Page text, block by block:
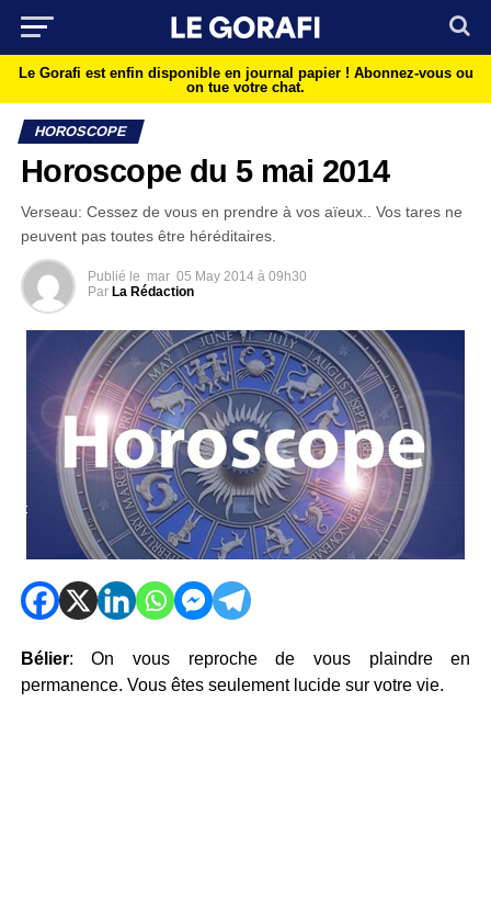
Le Gorafi est enfin disponible en journal papier ! Abonnez-vous ou
on tue votre chat.
HOROSCOPE
Horoscope du 5 mai 2014
Verseau: Cessez de vous en prendre à vos aïeux.. Vos tares ne
peuvent pas toutes être héréditaires.
Publié le mar 05 May 2014 à 09h30
Par La Rédaction
Bélier: On vous reproche de vous plaindre en
permanence. Vous êtes seulement lucide sur votre vie.